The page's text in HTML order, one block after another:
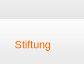
Stiftung